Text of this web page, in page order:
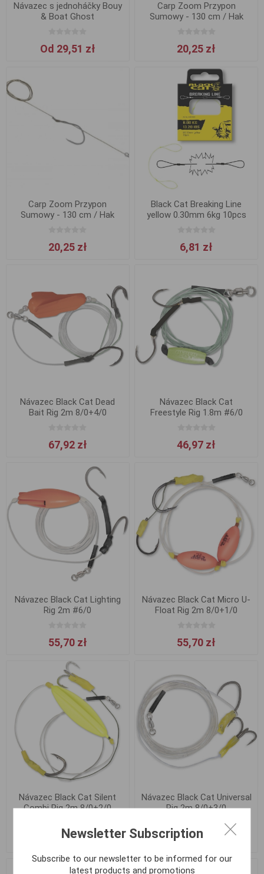
Návazec s jednoháčky Bouy
& Boat Ghost
Od 29,51 zł
Carp Zoom Przypon
Sumowy - 130 cm / Hak
20,25 zł
Carp Zoom Przypon
Sumowy - 130 cm / Hak
20,25 zł
Black Cat Breaking Line
yellow 0.30mm 6kg 10pcs
6,81 zł
Návazec Black Cat Dead
Bait Rig 2m 8/0+4/0
67,92 zł
Návazec Black Cat
Freestyle Rig 1.8m #6/0
46,97 zł
Návazec Black Cat Lighting
Rig 2m #6/0
55,70 zł
Návazec Black Cat Micro U-
Float Rig 2m 8/0+1/0
55,70 zł
Návazec Black Cat Silent
Combi Rig 2m 8/0+2/0
55,70 zł
Návazec Black Cat Universal
Rig 2m 8/0+3/0
46,97 zł
Newsletter Subscription
Subscribe to our newsletter to be informed for our
latest products and promotions